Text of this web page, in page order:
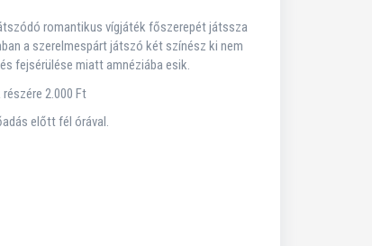
romantikus vígjáték főszerepét játssza
a szerelmespárt játszó két színész ki nem
fejsérülése miatt amnéziába esik.
2.000 Ft
előtt fél órával.